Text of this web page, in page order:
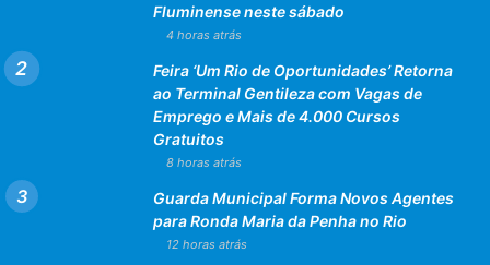
Fluminense neste sábado
4 horas atrás
Feira ‘Um Rio de Oportunidades’ Retorna
ao Terminal Gentileza com Vagas de
Emprego e Mais de 4.000 Cursos
Gratuitos
8 horas atrás
Guarda Municipal Forma Novos Agentes
para Ronda Maria da Penha no Rio
12 horas atrás